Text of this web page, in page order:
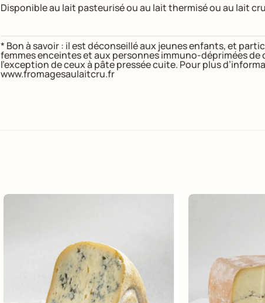
Disponible au lait pasteurisé ou au lait thermisé ou au lait
* Bon à savoir : il est déconseillé aux jeunes enfants, et
femmes enceintes et aux personnes immuno-déprimées de
l’exception de ceux à pâte pressée cuite. Pour plus
www.fromagesaulaitcru.fr